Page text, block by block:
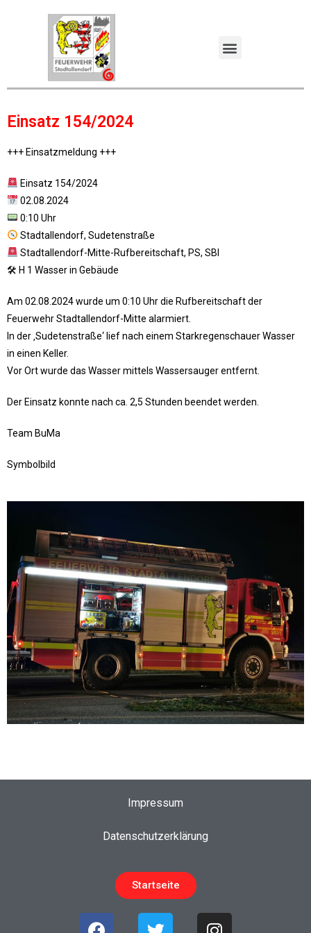
Einsatz 154/2024
+++ Einsatzmeldung +++
Einsatz 154/2024
02.08.2024
0:10 Uhr
Stadtallendorf, Sudetenstraße
Stadtallendorf-Mitte-Rufbereitschaft, PS, SBI
🛠 H 1 Wasser in Gebäude
Am 02.08.2024 wurde um 0:10 Uhr die Rufbereitschaft der
Feuerwehr Stadtallendorf-Mitte alarmiert.
In der ‚Sudetenstraße‘ lief nach einem Starkregenschauer Wasser
in einen Keller.
Vor Ort wurde das Wasser mittels Wassersauger entfernt.
Der Einsatz konnte nach ca. 2,5 Stunden beendet werden.
Team BuMa
Symbolbild
Impressum
Datenschutzerklärung
Startseite